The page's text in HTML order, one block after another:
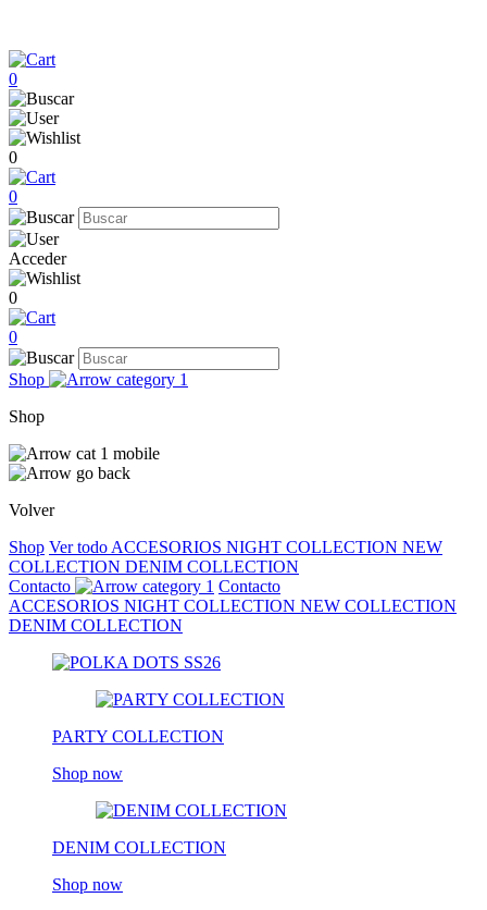
0
0
0
Acceder
0
0
Shop
Shop
Volver
Shop Ver todo ACCESORIOS NIGHT COLLECTION NEW
COLLECTION DENIM COLLECTION
Contacto
Contacto
ACCESORIOS NIGHT COLLECTION NEW COLLECTION
DENIM COLLECTION
PARTY COLLECTION
Shop now
DENIM COLLECTION
Shop now